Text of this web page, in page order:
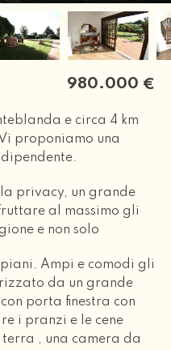
980.000 €
e circa 4 km
proponiamo una
privacy, un grande
al massimo gli
e non solo
Ampi e comodi gli
da un grande
porta finestra con
i pranzi e le cene
, una camera da